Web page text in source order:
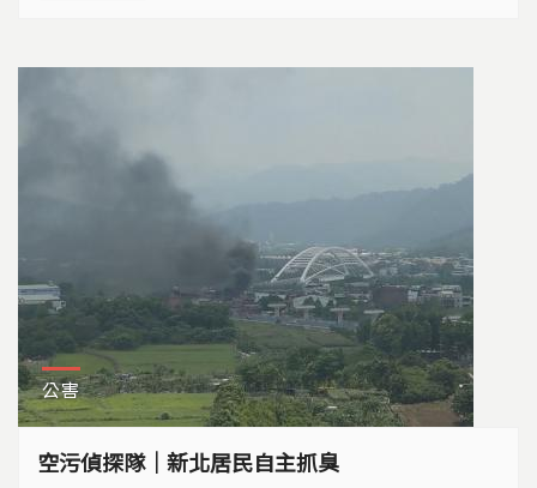
公害
空污偵探隊｜新北居民自主抓臭